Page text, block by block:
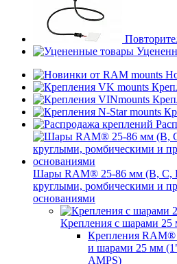
Шары RAM® 25-86 мм (B, C,
круглыми, ромбическими и
основаниями
Крепления с шарами
Крепления RAM®
и шарами 25 мм
AMPS)